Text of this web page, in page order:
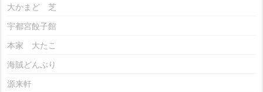
大かまど 芝
宇都宮餃子館
本家 大たこ
海賊どんぶり
源来軒